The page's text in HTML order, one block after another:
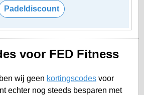
Padeldiscount
voor FED Fitness
wij geen kortingscodes voor
echter nog steeds besparen met